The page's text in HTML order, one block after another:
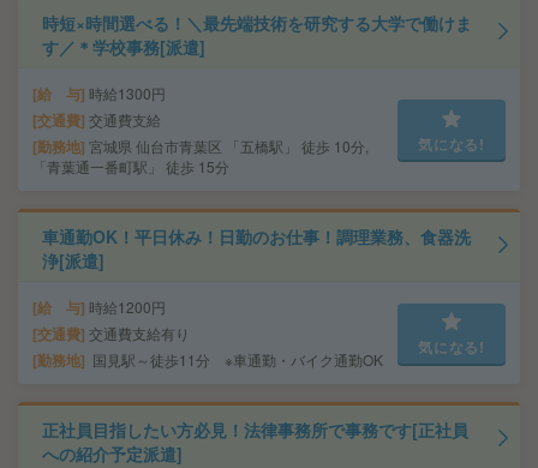
時短×時間選べる！＼最先端技術を研究する大学で働けま
す／＊学校事務[派遣]
給 与 時給1300円
交通費 交通費支給
勤務地 宮城県 仙台市青葉区 「五橋駅」 徒歩 10分,
「青葉通一番町駅」 徒歩 15分
気になる!
車通勤OK！平日休み！日勤のお仕事！調理業務、食器洗
浄[派遣]
給 与 時給1200円
交通費 交通費支給有り
勤務地 国見駅～徒歩11分 ※車通勤・バイク通勤OK
気になる!
正社員目指したい方必見！法律事務所で事務です[正社員
への紹介予定派遣]